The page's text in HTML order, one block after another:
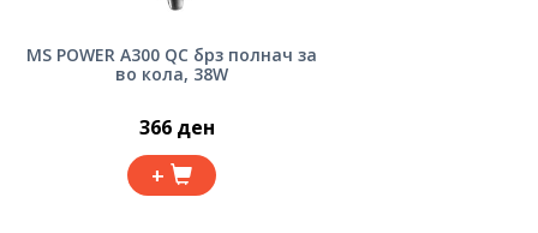
MS POWER A300 QC брз полнач за
во кола, 38W
366 ден
+